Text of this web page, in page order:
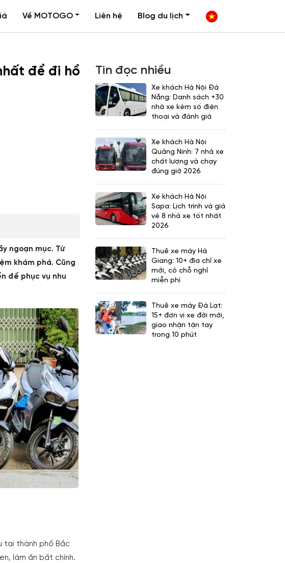
Về MOTOGO Liên hệ Blog du lịch
để đi hồ
ngoạn mục. Từ
khám phá. Cũng
để phục vụ nhu
tại thành phố Bắc
làm ăn bất chính.
Tin đọc nhiều
Xe khách Hà Nội Đà
Nẵng: Danh sách +30
nhà xe kèm số điện
thoại và đánh giá
Xe khách Hà Nội
Quảng Ninh: 7 nhà xe
chất lượng và chạy
đúng giờ 2026
Xe khách Hà Nội
Sapa: Lịch trình và giá
vé 8 nhà xe tốt nhất
2026
Thuê xe máy Hà
Giang: 10+ địa chỉ xe
mới, có chỗ nghỉ
miễn phí
Thuê xe máy Đà Lạt:
15+ đơn vị xe đời mới,
giao nhận tận tay
trong 10 phút